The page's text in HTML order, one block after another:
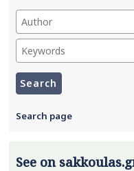
Search page
See on